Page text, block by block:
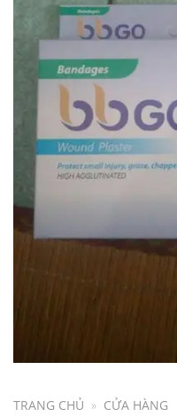
TRANG CHỦ » CỬA HÀNG